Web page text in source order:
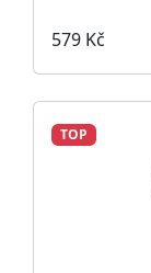
579 Kč
TOP